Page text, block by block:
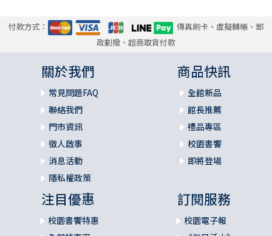
付款方式：
傳真刷卡、虛擬轉帳、郵
政劃撥、超商取貨付款
關於我們
常見問題FAQ
聯絡我們
門市資訊
徵人啟事
消息活動
隱私權政策
商品快訊
全館新品
館長推薦
禮品專區
校園書饗
即將登場
注目優惠
校園書饗特惠
訂閱服務
校園電子報